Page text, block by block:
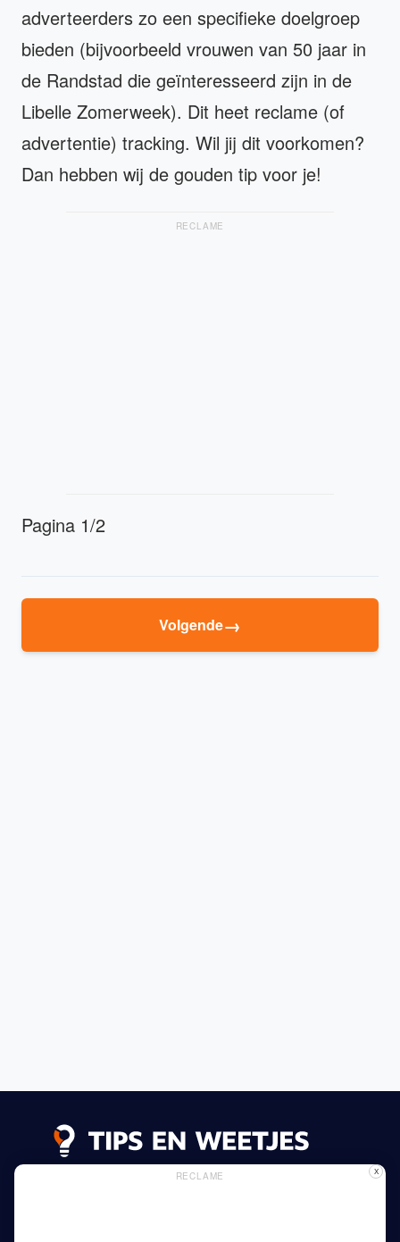
adverteerders zo een specifieke doelgroep
bieden (bijvoorbeeld vrouwen van 50 jaar in
de Randstad die geïnteresseerd zijn in de
Libelle Zomerweek). Dit heet reclame (of
advertentie) tracking. Wil jij dit voorkomen?
Dan hebben wij de gouden tip voor je!
RECLAME
Pagina 1/2
Volgende→
RECLAME X